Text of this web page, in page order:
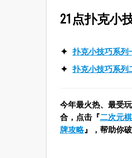
21点扑克小
扑克小技巧系列
扑克小技巧系列
今年最火热、最受
合，点击『二次元
牌攻略』，帮助你